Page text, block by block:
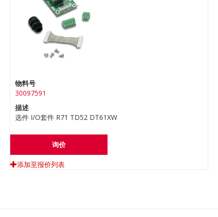
物料号
30097591
描述
选件 I/O套件 R71 TD52 DT61XW
询价
添加至报价列表